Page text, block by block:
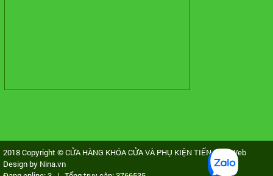
2018 Copyright © CỬA HÀNG KHÓA CỬA VÀ PHỤ KIỆN TIẾN ĐẠT. Web
Design by Nina.vn